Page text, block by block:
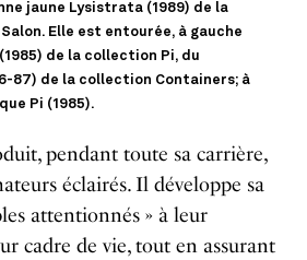
jaune Lysistrata (1989) de la
Elle est entourée, à gauche
de la collection Pi, du
87) de la collection Containers; à
Pi (1985).
pendant toute sa carrière,
éclairés. Il développe sa
attentionnés » à leur
cadre de vie, tout en assurant